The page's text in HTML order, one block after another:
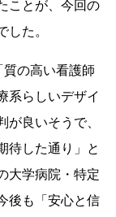
ことが、今回の
た。
の高い看護師
系らしいデザイ
良いそうで、
待した通り」と
大学病院・特定
後も「安心と信